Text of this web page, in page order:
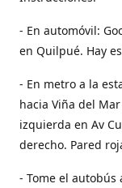
- En automóvil:
en Quilpué. Hay
- En metro a la
hacia Viña del
izquierda en Av
derecho. Pared
- Tome el autobús